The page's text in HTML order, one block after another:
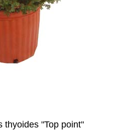
thyoides "Top point"